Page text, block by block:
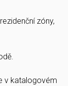
zóny,
v katalogovém